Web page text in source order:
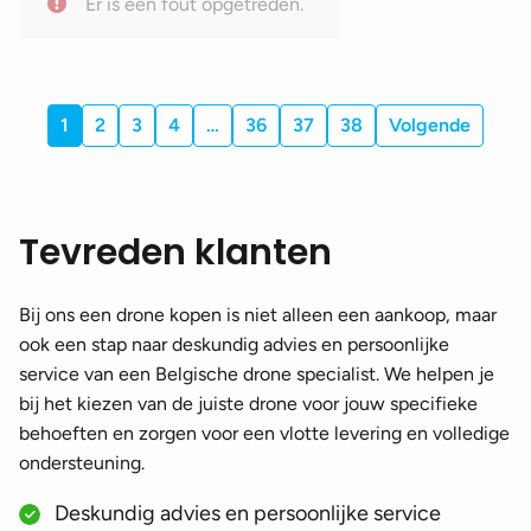
DJI Mavic 3 accessoires
(135)
DJI Mavic 3T/E accessoires
DJI Mavic 4 Pro accessoires
DJI Mavic 2 accessoires
(70)
DJI Air accessoires
(174)
DJI Air accessoires
DJI Air 2 accessoires
1 2 3 4 … 36 37 38 Volgende
Tevreden klanten
Bij ons een drone kopen is niet alleen een aankoop, maar
ook een stap naar deskundig advies en persoonlijke
service van een Belgische drone specialist. We helpen je
bij het kiezen van de juiste drone voor jouw specifieke
behoeften en zorgen voor een vlotte levering en volledige
ondersteuning.
Deskundig advies en persoonlijke service